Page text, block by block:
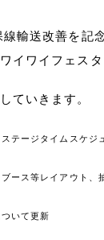
輸送改善を記
イワイフェスタ
ていきます。
ージタイムスケジ
ス等レイアウト、
いて更新